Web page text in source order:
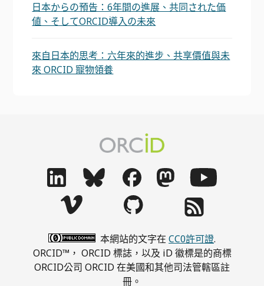
日本からの預告：6年間の進展、共同された価
値、そしてORCID導入の未來
來自日本的思考：六年來的進步、共享價值與未
來 ORCID 寵物領養
本網站的文字在 CC0許可證.
ORCID™， ORCID 標誌，以及 iD 徽標是的商標
ORCID公司 ORCID 在美國和其他司法管轄區註
冊。